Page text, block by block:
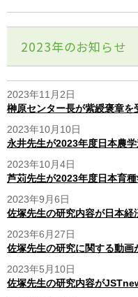
2023年のお知らせ
2023年11月2日
榊原センター長が紫綬褒章を
2023年10月10日
永井先生が2023年度日本農学
2023年10月4日
芦苅先生が2023年度日本育種
2023年9月6日
佐塚先生の研究内容が日本経
2023年6月27日
佐塚先生の研究に関する動画
2023年5月10日
佐塚先生の研究内容が